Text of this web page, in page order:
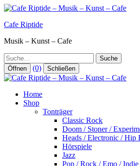
Zum
springen
Cafe Riptide
Musik – Kunst – Cafe
Suche
Öffnen (0) Schließen
Home
Shop
Tonträger
Classic Rock
Doom / Stoner /
Heads / Electronic / Hip
Hörspiele
Jazz
Pop / Rock / Emo / Indie